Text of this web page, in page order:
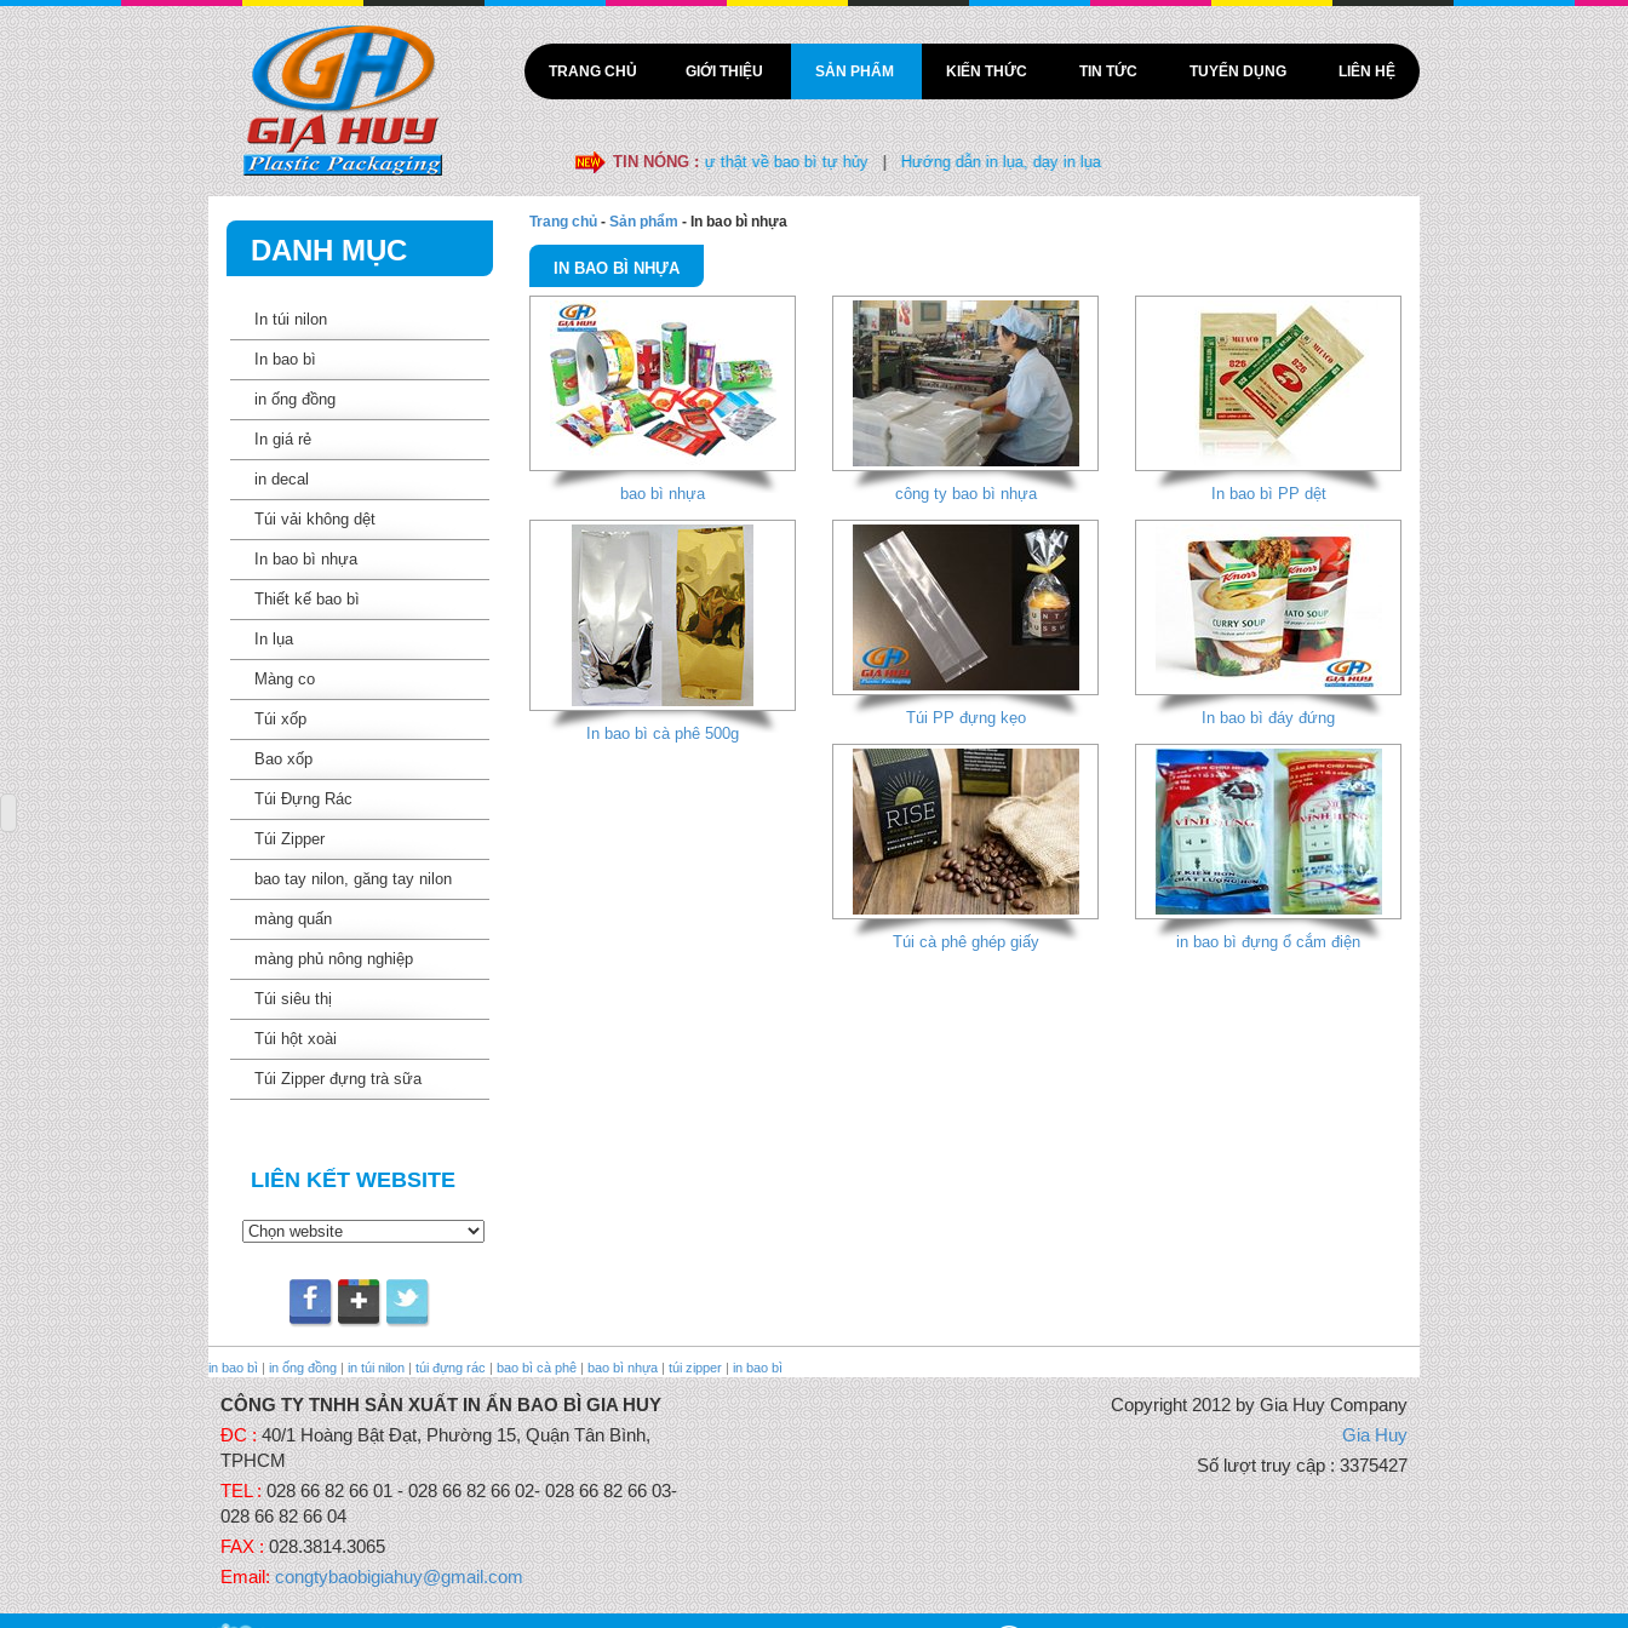
TRANG CHỦ GIỚI THIỆU SẢN PHẨM KIẾN THỨC TIN TỨC TUYỂN DỤNG LIÊN HỆ
TIN NÓNG :
In ống đồng bằng phương pháp ăn mòn|Sự thật về bao bì tự hủy|Hướng dẫn in lụa, dạy in lụa
DANH MỤC
In túi nilon
In bao bì
in ống đồng
In giá rẻ
in decal
Túi vải không dệt
In bao bì nhựa
Thiết kế bao bì
In lụa
Màng co
Túi xốp
Bao xốp
Túi Đựng Rác
Túi Zipper
bao tay nilon, găng tay nilon
màng quấn
màng phủ nông nghiệp
Túi siêu thị
Túi hột xoài
Túi Zipper đựng trà sữa
LIÊN KẾT WEBSITE
Trang chủ - Sản phẩm - In bao bì nhựa
IN BAO BÌ NHỰA
bao bì nhựa công ty bao bì nhựa In bao bì PP dệt
In bao bì cà phê 500g
Túi PP đựng kẹo In bao bì đáy đứng
Túi cà phê ghép giấy in bao bì đựng ổ cắm điện
in bao bì | in ống đồng | in túi nilon | túi đựng rác | bao bì cà phê | bao bì nhựa | túi zipper | in bao bì
CÔNG TY TNHH SẢN XUẤT IN ẤN BAO BÌ GIA HUY
ĐC :40/1 Hoàng Bật Đạt, Phường 15, Quận Tân Bình,
TPHCM
TEL : 028 66 82 66 01 - 028 66 82 66 02- 028 66 82 66 03-
028 66 82 66 04
FAX :028.3814.3065
Email: congtybaobigiahuy@gmail.com
Copyright 2012 by Gia Huy Company
Gia Huy
Số lượt truy cập : 3375427